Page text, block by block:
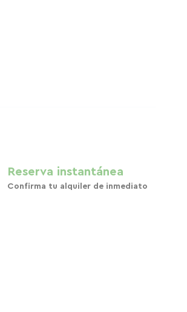
Reserva instantánea
Confirma tu alquiler de inmediato